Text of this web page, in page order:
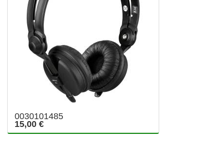
0030101485
15,00 €